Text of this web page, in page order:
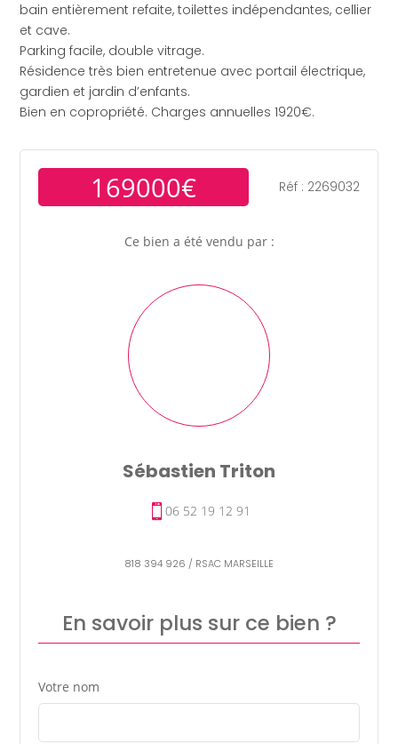
bain entièrement refaite, toilettes indépendantes, cellier
et cave.
Parking facile, double vitrage.
Résidence très bien entretenue avec portail électrique,
gardien et jardin d’enfants.
Bien en copropriété. Charges annuelles 1920€.
169000€ Réf : 2269032
Ce bien a été vendu par :
Sébastien Triton
818 394 926 / RSAC MARSEILLE
06 52 19 12 91
En savoir plus sur ce bien ?
Votre nom